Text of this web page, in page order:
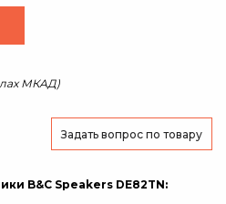
МКАД)
Задать вопрос по товару
B&C Speakers DE82TN: